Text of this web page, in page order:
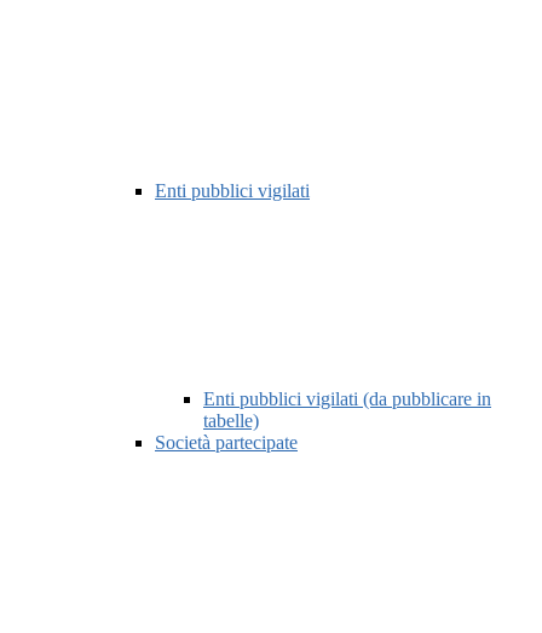
Enti pubblici vigilati
Enti pubblici vigilati (da pubblicare in
tabelle)
Società partecipate